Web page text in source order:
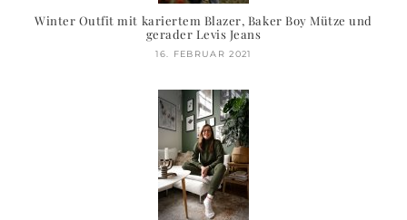
Winter Outfit mit kariertem Blazer, Baker Boy Mütze und
gerader Levis Jeans
16. FEBRUAR 2021